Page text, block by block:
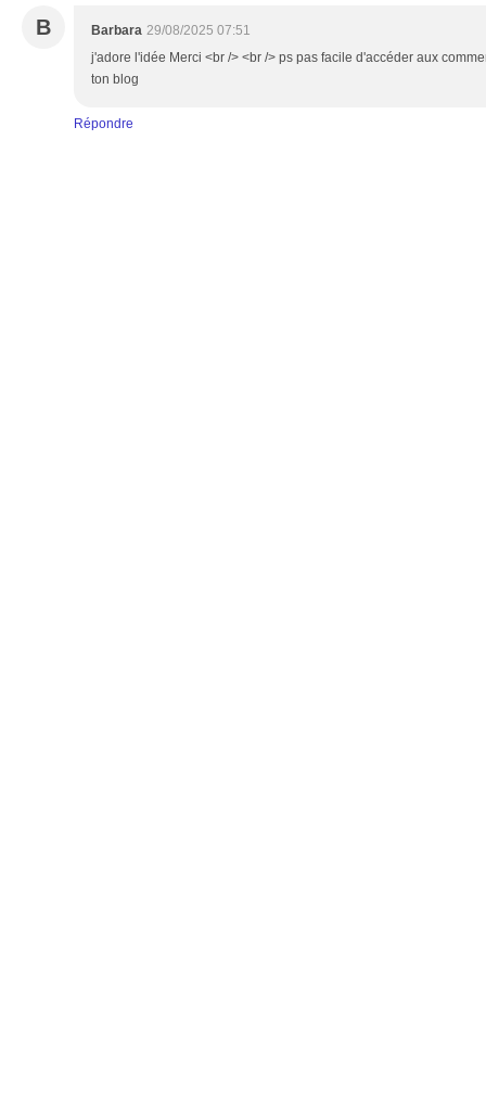
B Barbara 29/08/2025 07:51
j'adore l'idée Merci <br /> <br /> ps pas facile d'accéder aux
ton blog
Répondre